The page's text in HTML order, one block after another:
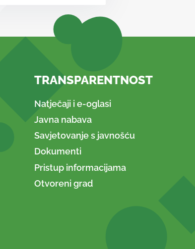
TRANSPARENTNOST
Natječaji i e-oglasi
Javna nabava
Savjetovanje s javnošću
Dokumenti
Pristup informacijama
Otvoreni grad